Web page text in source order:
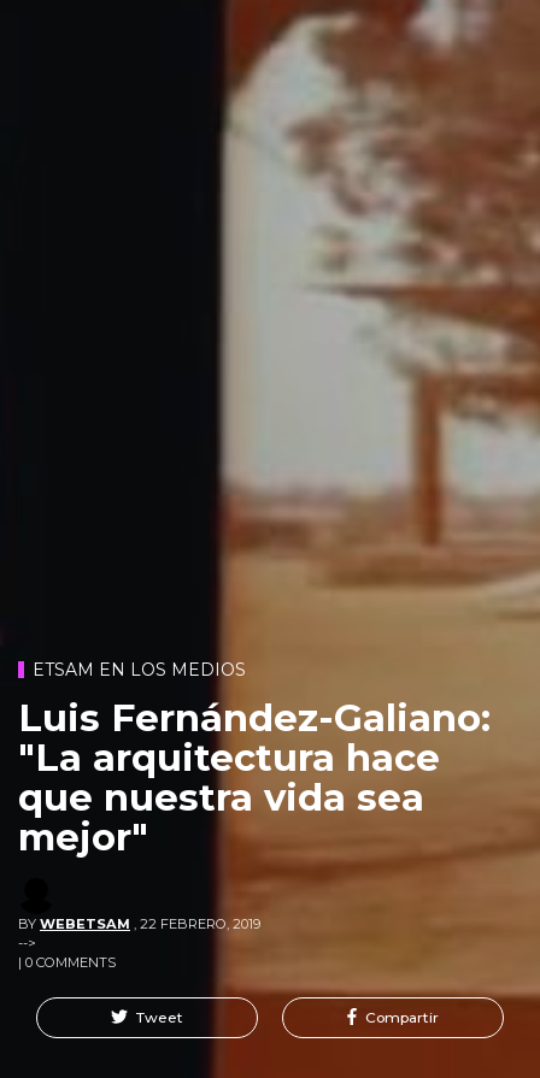
ETSAM EN LOS MEDIOS
Luis Fernández-Galiano:
"La arquitectura hace
que nuestra vida sea
mejor"
BY WEBETSAM
22 FEBRERO, 2019
-->
| 0 COMMENTS
Tweet Compartir